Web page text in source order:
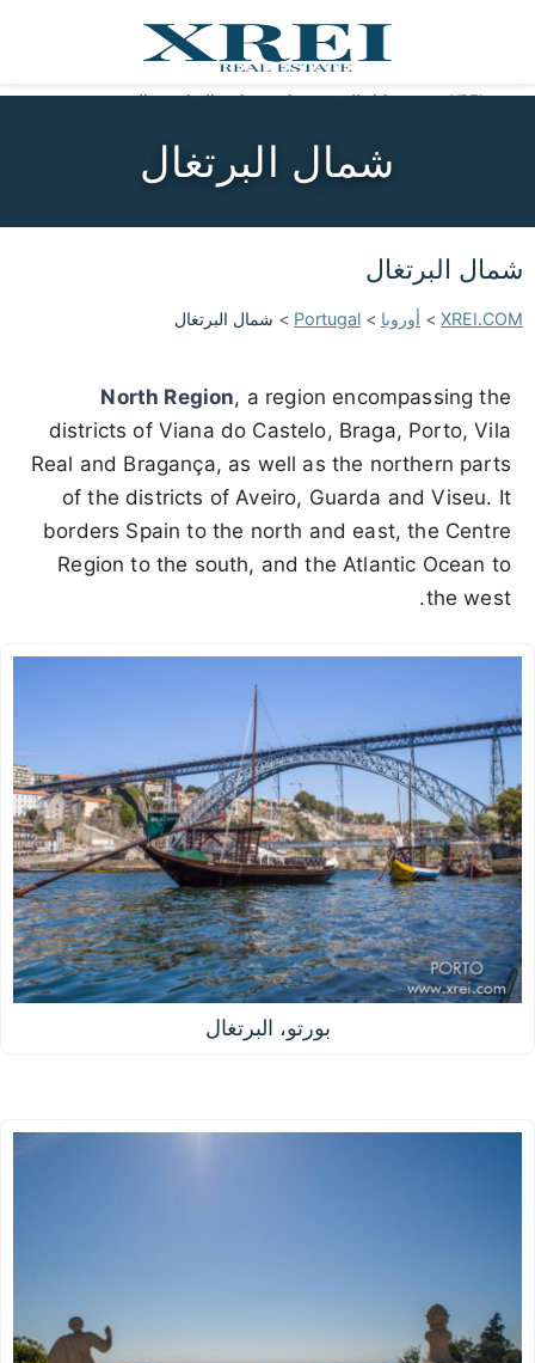
XREI منازل للبيع مشاريع عقارية الحياة في البرتغال من نحن
شمال البرتغال
شمال البرتغال
XREI.COM
> أوروبا >
Portugal
> شمال البرتغال
North Region, a region encompassing the
districts of Viana do Castelo, Braga, Porto, Vila
Real and Bragança, as well as the northern parts
of the districts of Aveiro, Guarda and Viseu. It
borders Spain to the north and east, the Centre
Region to the south, and the Atlantic Ocean to
the west.
بورتو، البرتغال